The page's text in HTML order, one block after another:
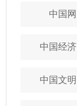
中国网
中国经
中国文